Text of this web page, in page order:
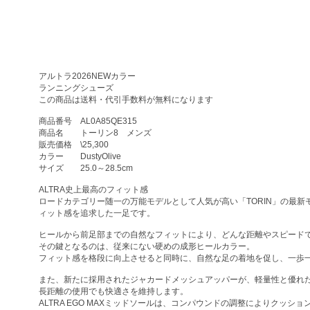
アルトラ2026NEWカラー
ランニングシューズ
この商品は送料・代引手数料が無料になります
商品番号 AL0A85QE315
商品名 トーリン8 メンズ
販売価格 \25,300
カラー DustyOlive
サイズ 25.0～28.5cm
ALTRA史上最高のフィット感
ロードカテゴリー随一の万能モデルとして人気が高い「TORIN」の最新
ィット感を追求した一足です。
ヒールから前足部までの自然なフィットにより、どんな距離やスピード
その鍵となるのは、従来にない硬めの成形ヒールカラー。
フィット感を格段に向上させると同時に、自然な足の着地を促し、一歩
また、新たに採用されたジャカードメッシュアッパーが、軽量性と優れ
長距離の使用でも快適さを維持します。
ALTRA EGO MAXミッドソールは、コンパウンドの調整によりクッショ